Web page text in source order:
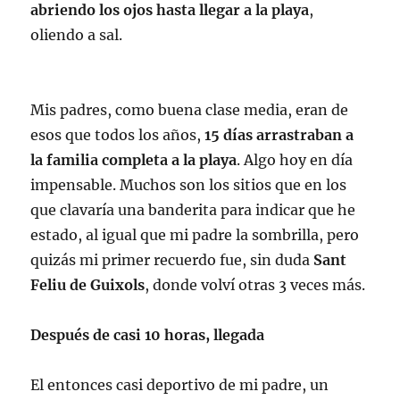
abriendo los ojos hasta llegar a la playa,
oliendo a sal.
Mis padres, como buena clase media, eran de
esos que todos los años,15 días arrastraban a
la familia completa a la playa. Algo hoy en día
impensable. Muchos son los sitios que en los
que clavaría una banderita para indicar que he
estado, al igual que mi padre la sombrilla, pero
quizás mi primer recuerdo fue, sin duda Sant
Feliu de Guixols, donde volví otras 3 veces más.
Después de casi 10 horas, llegada
El entonces casi deportivo de mi padre, un